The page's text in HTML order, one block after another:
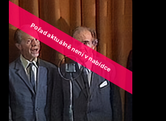
Pořad aktuálně není v nabídce